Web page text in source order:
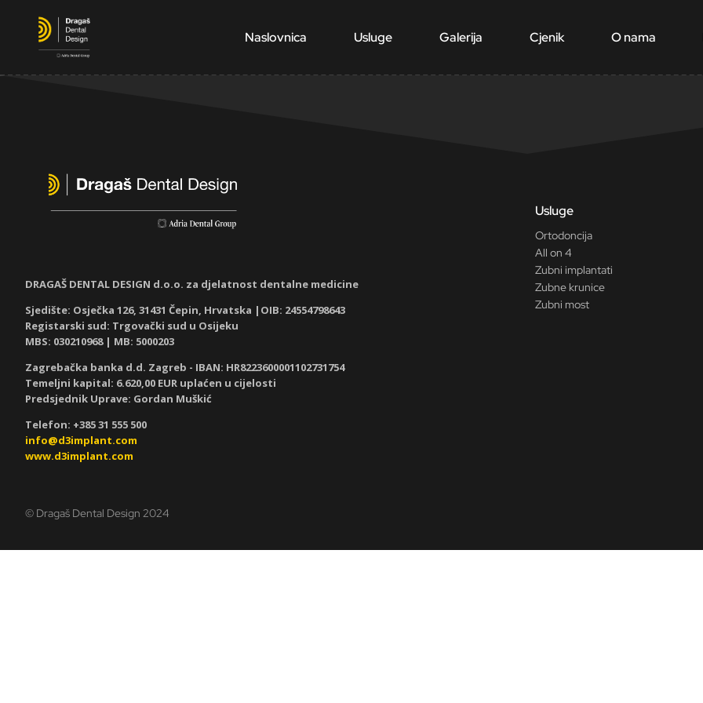
Naslovnica Usluge Galerija Cjenik O nama
DRAGAŠ DENTAL DESIGN d.o.o. za djelatnost dentalne medicine
Sjedište: Osječka 126, 31431 Čepin, Hrvatska |OIB: 24554798643
Registarski sud: Trgovački sud u Osijeku
MBS: 030210968 | MB: 5000203
Zagrebačka banka d.d. Zagreb - IBAN: HR8223600001102731754
Temeljni kapital: 6.620,00 EUR uplaćen u cijelosti
Predsjednik Uprave: Gordan Muškić
Telefon: +385 31 555 500
info@d3implant.com
www.d3implant.com
Usluge
Ortodoncija
All on 4
Zubni implantati
Zubne krunice
Zubni most
© Dragaš Dental Design 2024